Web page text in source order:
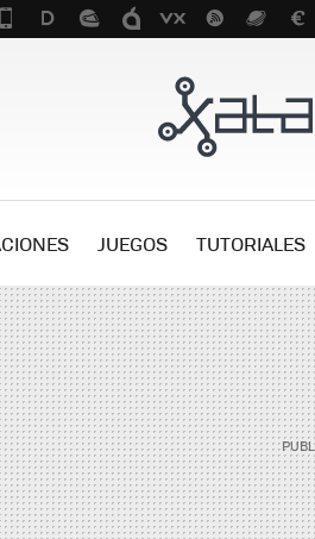
JUEGOS TUTORIALES